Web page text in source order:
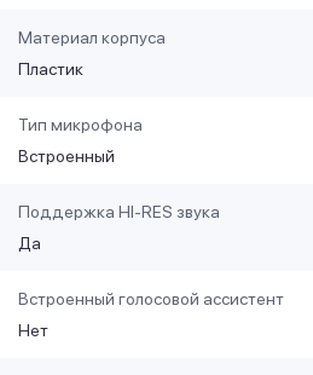
Материал корпуса
Пластик
Тип микрофона
Встроенный
Поддержка HI-RES звука
Да
Встроенный голосовой ассистент
Нет